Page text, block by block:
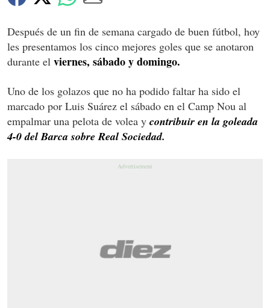
Después de un fin de semana cargado de buen fútbol, hoy
les presentamos los cinco mejores goles que se anotaron
durante el viernes, sábado y domingo.
Uno de los golazos que no ha podido faltar ha sido el
marcado por Luis Suárez el sábado en el Camp Nou al
empalmar una pelota de volea y contribuir en la goleada
4-0 del Barca sobre Real Sociedad.